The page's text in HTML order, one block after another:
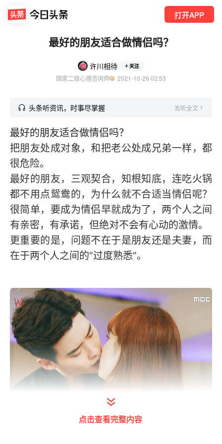
打开APP
最好的朋友适合做情侣吗？
许川相待 关注
国家二级心理咨询师
  2021-10-26 02:53
头条听资讯，时事尽掌握 去听全文
最好的朋友适合做情侣吗？
把朋友处成对象，和把老公处成兄弟一样，都
很危险。
最好的朋友，三观契合，知根知底，连吃火锅
都不用点鸳鸯的，为什么就不合适当情侣呢？
很简单，要成为情侣早就成为了，两个人之间
有亲密，有承诺，但绝对不会有心动的激情。
更重要的是，问题不在于是朋友还是夫妻，而
在于两个人之间的“过度熟悉”。
打开今日头条查看图片详情
点击查看完整内容